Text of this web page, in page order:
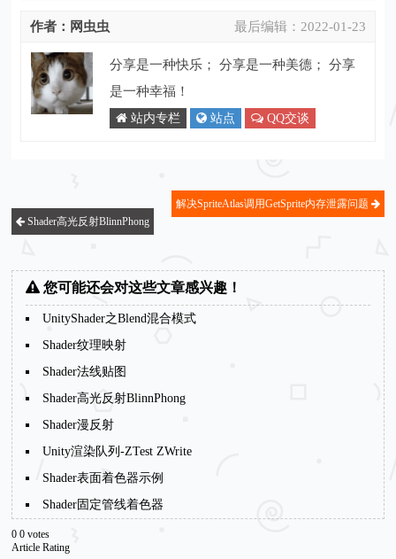
最后编辑： 2022-01-23
作者：网虫虫
分享是一种快乐； 分享是一种美德； 分享
是一种幸福！
站内专栏 站点 QQ交谈
Shader高光反射BlinnPhong
解决SpriteAtlas调用GetSprite内存泄露问题
您可能还会对这些文章感兴趣！
UnityShader之Blend混合模式
Shader纹理映射
Shader法线贴图
Shader高光反射BlinnPhong
Shader漫反射
Unity渲染队列-ZTest ZWrite
Shader表面着色器示例
Shader固定管线着色器
0 0 votes
Article Rating